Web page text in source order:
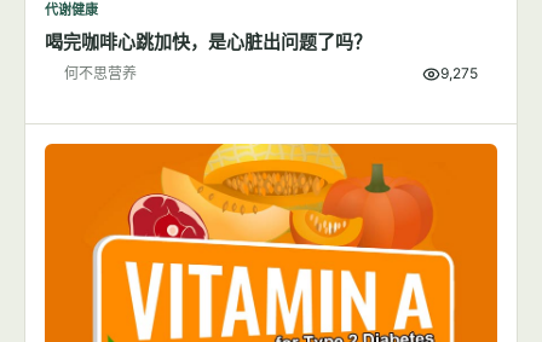
代谢健康
喝完咖啡心跳加快，是心脏出问题了吗？
何不思营养 9,275